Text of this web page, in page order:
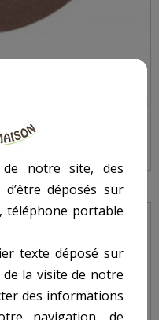
LAME EN ACIER 100MM
notre site, des
déposés sur
téléphone portable
texte déposé sur
de la visite de notre
des informations